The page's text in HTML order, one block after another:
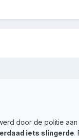
door de politie
iets slingerde.